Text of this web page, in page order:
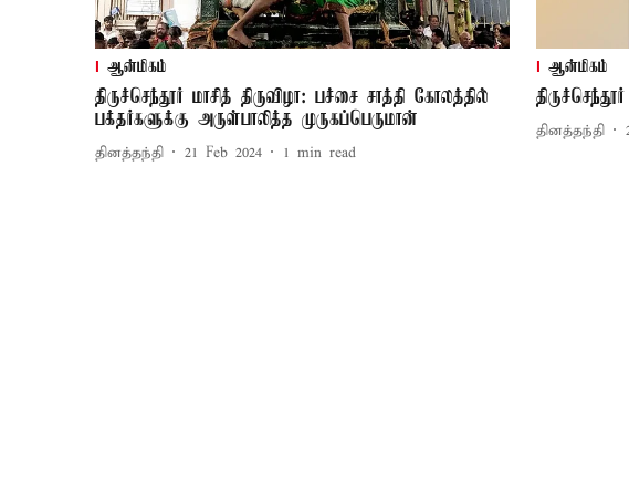
ஆன்மிகம்
திருச்செந்தூர் மாசித் திருவிழா: பச்சை சாத்தி கோலத்தில்
பக்தர்களுக்கு அருள்பாலித்த முருகப்பெருமான்
தினத்தந்தி 21 Feb 2024 1 min read
ஆன்மிகம்
தினத்தந்தி